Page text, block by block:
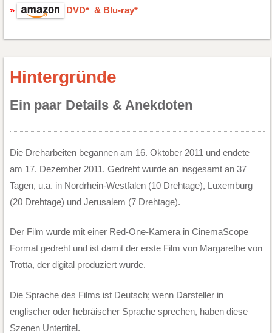
DVD* & Blu-ray*
Hintergründe
Ein paar Details & Anekdoten
Die Dreharbeiten begannen am 16. Oktober 2011 und endete
am 17. Dezember 2011. Gedreht wurde an insgesamt an 37
Tagen, u.a. in Nordrhein-Westfalen (10 Drehtage), Luxemburg
(20 Drehtage) und Jerusalem (7 Drehtage).
Der Film wurde mit einer Red-One-Kamera in CinemaScope
Format gedreht und ist damit der erste Film von Margarethe von
Trotta, der digital produziert wurde.
Die Sprache des Films ist Deutsch; wenn Darsteller in
englischer oder hebräischer Sprache sprechen, haben diese
Szenen Untertitel.